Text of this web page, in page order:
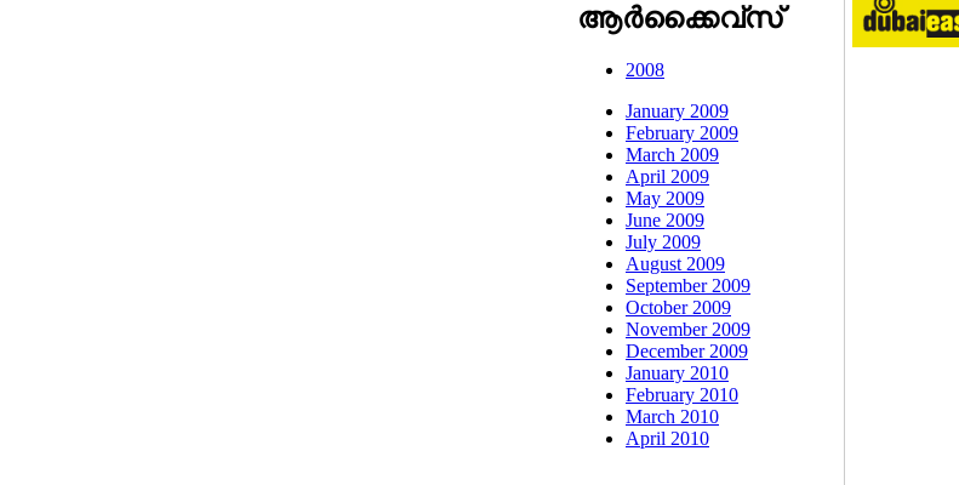
ആര്‍ക്കൈവ്സ്
2008
January 2009
February 2009
March 2009
April 2009
May 2009
June 2009
July 2009
August 2009
September 2009
October 2009
November 2009
December 2009
January 2010
February 2010
March 2010
April 2010